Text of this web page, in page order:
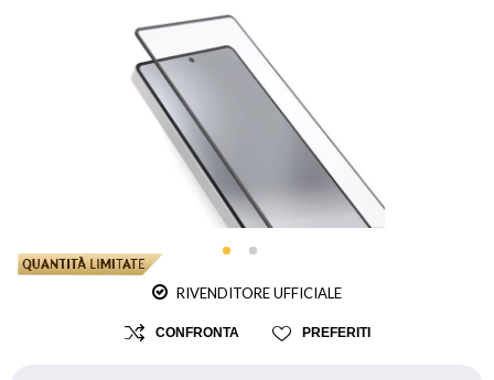
RIVENDITORE UFFICIALE
CONFRONTA PREFERITI